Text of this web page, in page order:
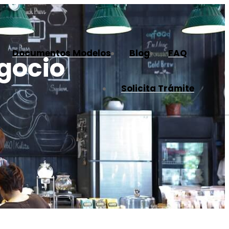
Documentos Modelos Blog FAQ
Solicita Trámite